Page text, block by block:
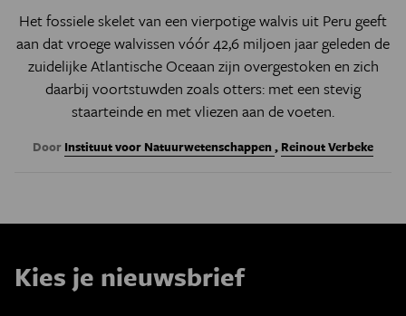
Het fossiele skelet van een vierpotige walvis uit Peru geeft
aan dat vroege walvissen vóór 42,6 miljoen jaar geleden de
zuidelijke Atlantische Oceaan zijn overgestoken en zich
daarbij voortstuwden zoals otters: met een stevig
staarteinde en met vliezen aan de voeten.
Door Instituut voor Natuurwetenschappen, Reinout Verbeke
Kies je nieuwsbrief